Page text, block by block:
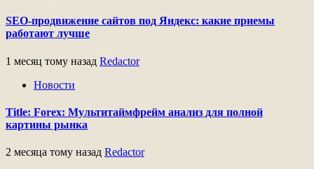
SEO-продвижение сайтов под Яндекс: какие приемы
работают лучше
1 месяц тому назад Redactor
Новости
Title: Forex: Мультитаймфрейм анализ для полной
картины рынка
2 месяца тому назад Redactor